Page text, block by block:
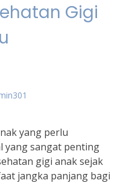
Gigi
yang perlu
yang sangat penting
gigi anak sejak
jangka panjang bagi